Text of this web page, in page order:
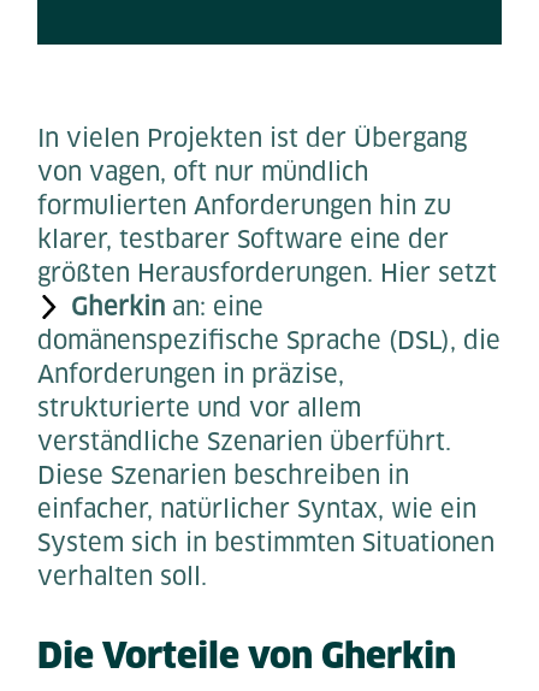
In vielen Projekten ist der Übergang
von vagen, oft nur mündlich
formulierten Anforderungen hin zu
klarer, testbarer Software eine der
größten Herausforderungen. Hier setzt
Gherkin an: eine
domänenspezifische Sprache (DSL), die
Anforderungen in präzise,
strukturierte und vor allem
verständliche Szenarien überführt.
Diese Szenarien beschreiben in
einfacher, natürlicher Syntax, wie ein
System sich in bestimmten Situationen
verhalten soll.
Die Vorteile von Gherkin